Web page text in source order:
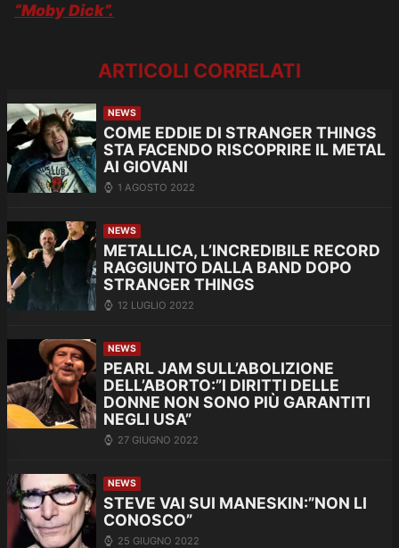
“Moby Dick”.
ARTICOLI CORRELATI
NEWS
COME EDDIE DI STRANGER THINGS
STA FACENDO RISCOPRIRE IL METAL
AI GIOVANI
1 AGOSTO 2022
NEWS
METALLICA, L’INCREDIBILE RECORD
RAGGIUNTO DALLA BAND DOPO
STRANGER THINGS
12 LUGLIO 2022
NEWS
PEARL JAM SULL’ABOLIZIONE
DELL’ABORTO:”I DIRITTI DELLE
DONNE NON SONO PIÙ GARANTITI
NEGLI USA”
27 GIUGNO 2022
NEWS
STEVE VAI SUI MANESKIN:”NON LI
CONOSCO”
25 GIUGNO 2022